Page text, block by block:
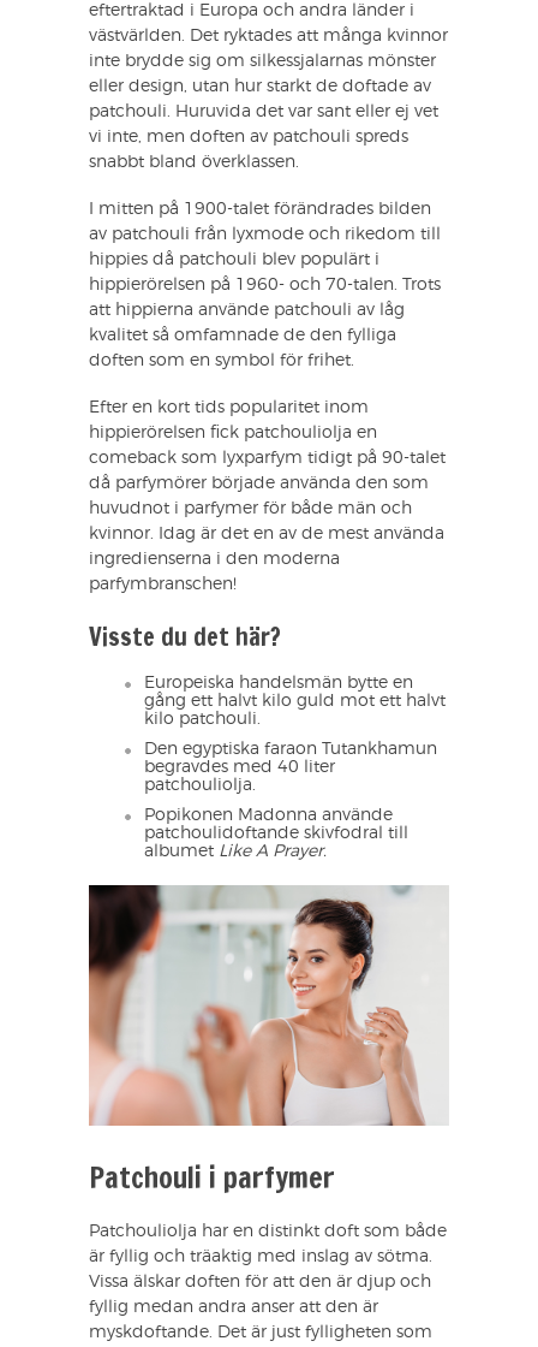
eftertraktad i Europa och andra länder i
västvärlden. Det ryktades att många kvinnor
inte brydde sig om silkessjalarnas mönster
eller design, utan hur starkt de doftade av
patchouli. Huruvida det var sant eller ej vet
vi inte, men doften av patchouli spreds
snabbt bland överklassen.
I mitten på 1900-talet förändrades bilden
av patchouli från lyxmode och rikedom till
hippies då patchouli blev populärt i
hippierörelsen på 1960- och 70-talen. Trots
att hippierna använde patchouli av låg
kvalitet så omfamnade de den fylliga
doften som en symbol för frihet.
Efter en kort tids popularitet inom
hippierörelsen fick patchouliolja en
comeback som lyxparfym tidigt på 90-talet
då parfymörer började använda den som
huvudnot i parfymer för både män och
kvinnor. Idag är det en av de mest använda
ingredienserna i den moderna
parfymbranschen!
Visste du det här?
Europeiska handelsmän bytte en
gång ett halvt kilo guld mot ett halvt
kilo patchouli.
Den egyptiska faraon Tutankhamun
begravdes med 40 liter
patchouliolja.
Popikonen Madonna använde
patchoulidoftande skivfodral till
albumet Like A Prayer.
Patchouli i parfymer
Patchouliolja har en distinkt doft som både
är fyllig och träaktig med inslag av sötma.
Vissa älskar doften för att den är djup och
fyllig medan andra anser att den är
myskdoftande. Det är just fylligheten som